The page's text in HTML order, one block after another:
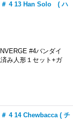
＃ 4 13 Han Solo ( ハ
#4バンダイ
み人形１セット+ガ
4 14 Chewbacca ( チ